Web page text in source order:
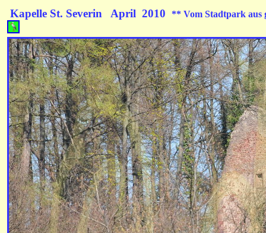
Kapelle St. Severin April 2010 ** Vom Stadtpark aus